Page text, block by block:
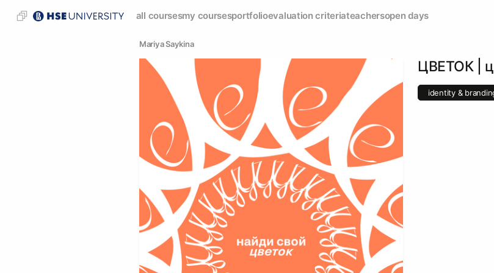
all coursesmy coursesportfolioevaluation criteriateachersopen days
Mariya Saykina
ЦВЕТОК |
identity &